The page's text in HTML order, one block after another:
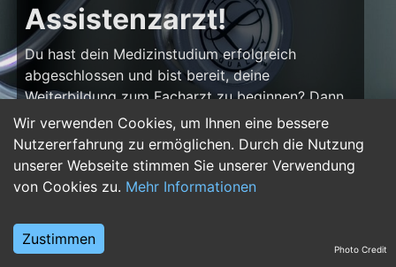
Wir verwenden Cookies, um Ihnen eine bessere
Nutzererfahrung zu ermöglichen. Durch die Nutzung
unserer Webseite stimmen Sie unserer Verwendung
von Cookies zu. Mehr Informationen
Zustimmen
Assistenzarzt!
Du hast dein Medizinstudium erfolgreich
abgeschlossen und bist bereit, deine
Weiterbildung zum Facharzt zu beginnen? Dann
bist du aufassistenz-arzt.comgenau richtig!
Hier findest du zahlreiche Stellenangebote für
Assistenzärzte in allen Fachrichtungen – von der
Inneren Medizin über die Chirurgie bis hin zur
deine Karriere im Arztberuf und finde die
passende Klinik oder Praxis für deinen nächstenPhoto Credit